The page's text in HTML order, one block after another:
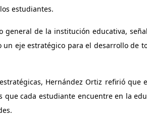
estudiantes.
general de la institución educativa,
eje estratégico para el desarrollo de
Hernández Ortiz refirió que
que cada estudiante encuentre en la